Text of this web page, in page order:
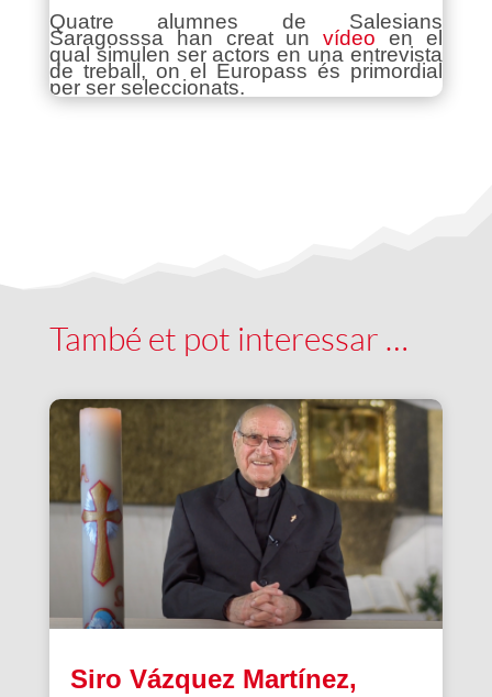
Quatre alumnes de Salesians
Saragosssa han creat unvídeo en el
qual simulen ser actors en una entrevista
de treball, on el Europass és primordial
per ser seleccionats.
També et pot interessar …
Siro Vázquez Martínez,